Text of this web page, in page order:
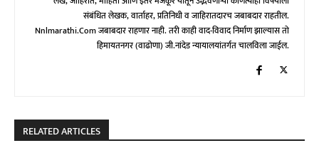
संबंधित लेखक, वार्ताहर, प्रतिनिधी व जाहिरातदारच जबाबदार राहतील.
Nnlmarathi.com जबाबदार राहणार नाही. तरी काही वाद-विवाद निर्माण झाल्यास तो
हिमायतनगर (वाढोणा) जी.नांदेड न्यायालयांतर्गत चालविला जाईल.
RELATED ARTICLES